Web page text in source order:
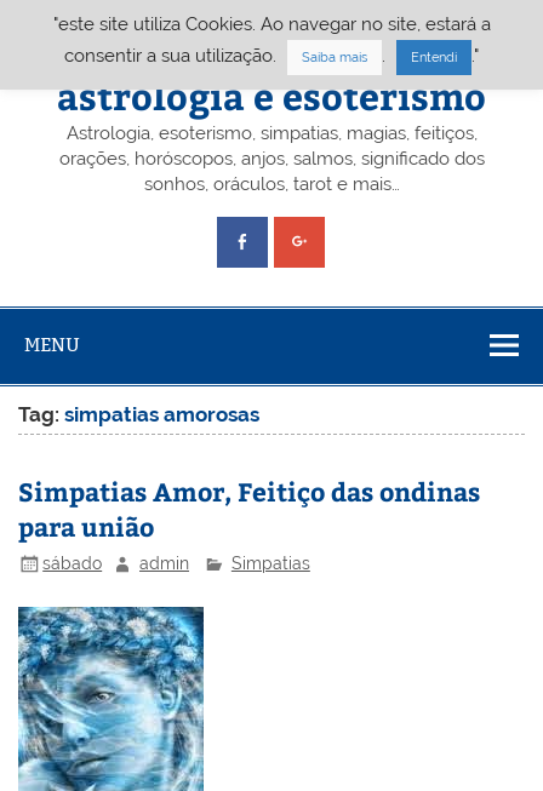
Portal A&E – Portal
astrologia e esoterismo
Astrologia, esoterismo, simpatias, magias, feitiços,
orações, horóscopos, anjos, salmos, significado dos
sonhos, oráculos, tarot e mais…
MENU
Tag:simpatias amorosas
Simpatias Amor, Feitiço das ondinas
para união
sábado admin Simpatias
"este site utiliza Cookies. Ao navegar no site, estará a
consentir a sua utilização.
Saiba mais Entendi ."